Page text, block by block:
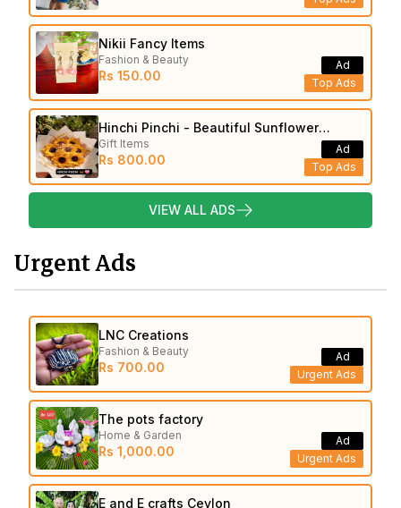
Nikii Fancy Items
Fashion & Beauty
Rs 150.00 Top Ads
Ad
Hinchi Pinchi - Beautiful Sunflower
Bouquets
Gift Items
Rs 800.00 Top Ads
Ad
VIEW ALL ADS
Urgent Ads
LNC Creations
Fashion & Beauty
Rs 700.00 Urgent Ads
Ad
The pots factory
Home & Garden
Rs 1,000.00 Urgent Ads
Ad
E and E crafts Ceylon